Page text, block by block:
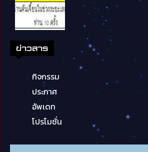
ข่าวสาร
กิจกรรม
ประกาศ
อัพเดท
โปรโมชั่น